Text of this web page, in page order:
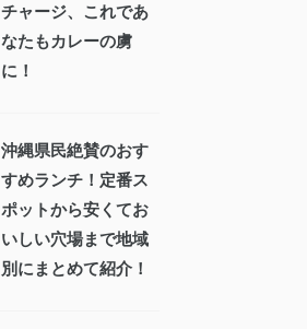
チャージ、これであ
なたもカレーの虜
に！
沖縄県民絶賛のおす
すめランチ！定番ス
ポットから安くてお
いしい穴場まで地域
別にまとめて紹介！